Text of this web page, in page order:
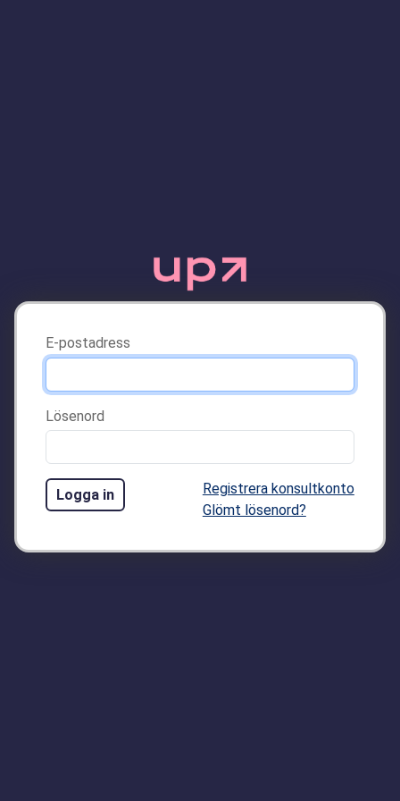
E-postadress
Lösenord
Logga in
Registrera konsultkonto
Glömt lösenord?